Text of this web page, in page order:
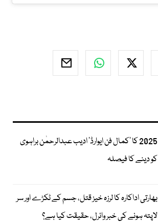
2025 کا ’کمال فن ایوارڈ‘ ادیب عبدالرحمٰن براہوی
کو دینے کا فیصلہ
بھارتی اداکارہ کا لرزہ خیز قتل، جسم کے ٹکڑے اور سر
لاپتہ ہونے کی خبر وائرل، حقیقت کیا ہے؟